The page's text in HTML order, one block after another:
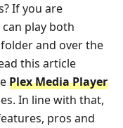
If you are
play both
and over the
this article
Plex Media Player
In line with that,
pros and